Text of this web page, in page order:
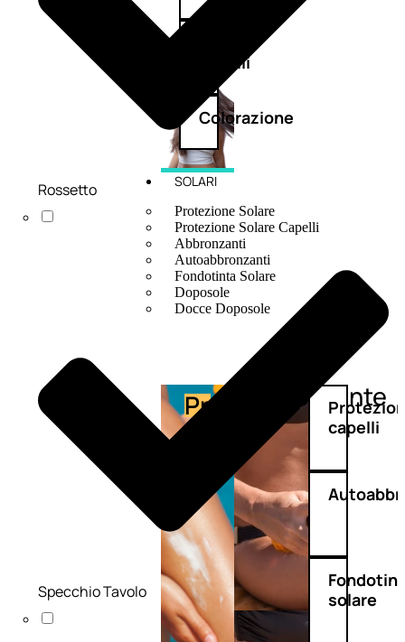
capelli
Colorazione
SOLARI
Protezione Solare
Protezione Solare Capelli
Abbronzanti
Autoabbronzanti
Fondotinta Solare
Doposole
Docce Doposole
ProtezioneAbbronzante
capelli
solare
Rossetto
Specchio Tavolo